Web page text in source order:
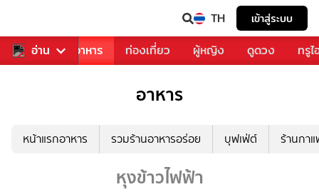
TH เข้าสู่ระบบ
อ่าน
การเพลง อาหาร ท่องเที่ยว ผู้หญิง ดูดวง ทรู
อาหาร
หน้าแรกอาหาร รวมร้านอาหารอร่อย บุฟเฟ่ต์ ร้านกา
หุงข้าวไฟฟ้า